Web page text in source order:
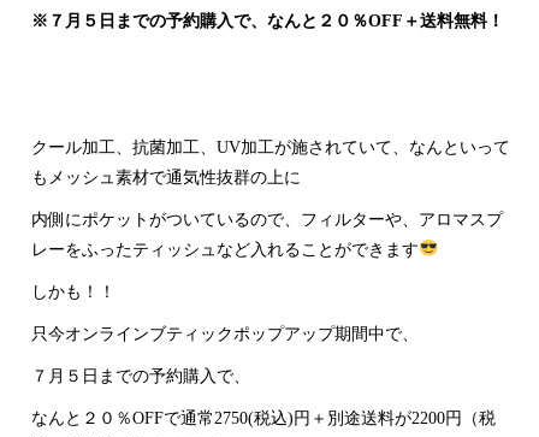
※７月５日までの予約購入で、なんと２０％OFF＋送料無料！
クール加工、抗菌加工、UV加工が施されていて、なんといって
もメッシュ素材で通気性抜群の上に
内側にポケットがついているので、フィルターや、アロマスプ
レーをふったティッシュなど入れることができます
しかも！！
只今オンラインブティックポップアップ期間中で、
７月５日までの予約購入で、
なんと２０％OFFで通常2750(税込)円＋別途送料が2200円（税